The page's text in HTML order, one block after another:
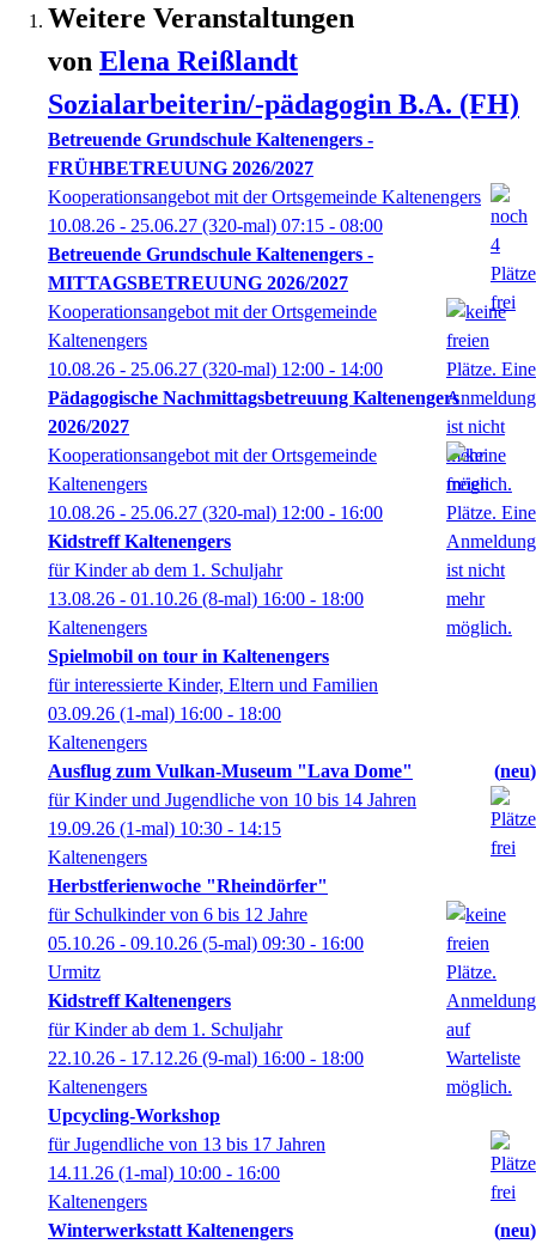
Weitere Veranstaltungen
von Elena Reißlandt
Sozialarbeiterin/-pädagogin B.A. (FH)
Betreuende Grundschule Kaltenengers -
FRÜHBETREUUNG 2026/2027
Kooperationsangebot mit der Ortsgemeinde Kaltenengers
10.08.26 - 25.06.27 (320-mal) 07:15 - 08:00
Betreuende Grundschule Kaltenengers -
MITTAGSBETREUUNG 2026/2027
Kooperationsangebot mit der Ortsgemeinde
Kaltenengers
10.08.26 - 25.06.27 (320-mal) 12:00 - 14:00
Pädagogische Nachmittagsbetreuung Kaltenengers
2026/2027
Kooperationsangebot mit der Ortsgemeinde
Kaltenengers
10.08.26 - 25.06.27 (320-mal) 12:00 - 16:00
Kidstreff Kaltenengers
für Kinder ab dem 1. Schuljahr
13.08.26 - 01.10.26 (8-mal) 16:00 - 18:00
Kaltenengers
Spielmobil on tour in Kaltenengers
für interessierte Kinder, Eltern und Familien
03.09.26 (1-mal) 16:00 - 18:00
Kaltenengers
Ausflug zum Vulkan-Museum "Lava Dome"
neu
für Kinder und Jugendliche von 10 bis 14 Jahren
19.09.26 (1-mal) 10:30 - 14:15
Kaltenengers
Herbstferienwoche "Rheindörfer"
für Schulkinder von 6 bis 12 Jahre
05.10.26 - 09.10.26 (5-mal) 09:30 - 16:00
Urmitz
Kidstreff Kaltenengers
für Kinder ab dem 1. Schuljahr
22.10.26 - 17.12.26 (9-mal) 16:00 - 18:00
Kaltenengers
Upcycling-Workshop
für Jugendliche von 13 bis 17 Jahren
14.11.26 (1-mal) 10:00 - 16:00
Kaltenengers
Winterwerkstatt Kaltenengers
neu